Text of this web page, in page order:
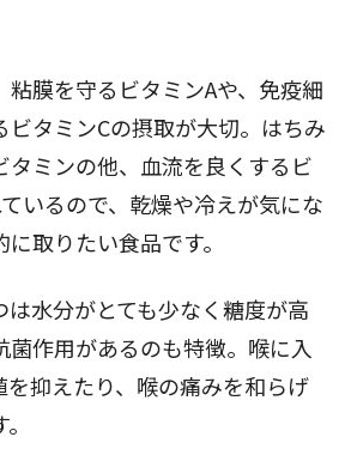
粘膜を守るビタミンAや、免疫細
ビタミンCの摂取が大切。はちみ
タミンの他、血流を良くするビ
いるので、乾燥や冷えが気にな
取りたい食品です。
は水分がとても少なく糖度が高
菌作用があるのも特徴。喉に入
を抑えたり、喉の痛みを和らげ